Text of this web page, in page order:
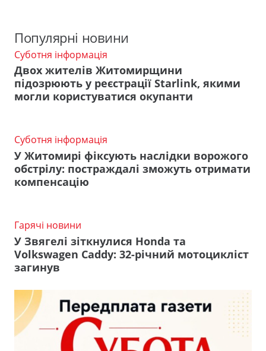
Популярні новини
Суботня інформація
Двох жителів Житомирщини
підозрюють у реєстрації Starlink, якими
могли користуватися окупанти
Суботня інформація
У Житомирі фіксують наслідки ворожого
обстрілу: постраждалі зможуть отримати
компенсацію
Гарячі новини
У Звягелі зіткнулися Honda та
Volkswagen Caddy: 32-річний мотоцикліст
загинув